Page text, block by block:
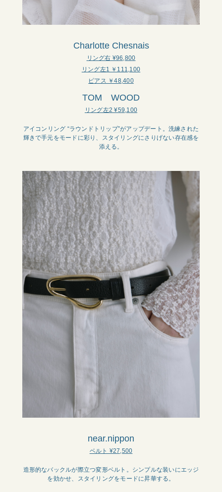
Charlotte Chesnais
リング右 ¥96,800
リング左1 ￥111,100
ピアス ￥48,400
TOM WOOD
リング左2 ¥59,100
アイコンリング “ラウンドトリップ”がアップデート。洗練された
輝きで手元をモードに彩り、スタイリングにさりげない存在感を
添える。
near.nippon
ベルト ¥27,500
造形的なバックルが際立つ変形ベルト。シンプルな装いにエッジ
を効かせ、スタイリングをモードに昇華する。